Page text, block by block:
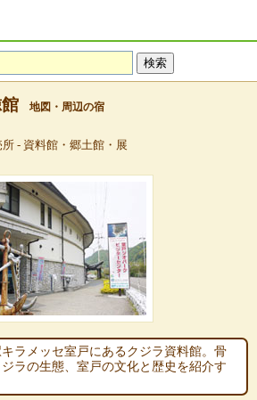
地図・周辺の宿
- 資料館・郷土館・展
ラメッセ室戸にあるクジラ資料館。骨
ラの生態、室戸の文化と歴史を紹介す